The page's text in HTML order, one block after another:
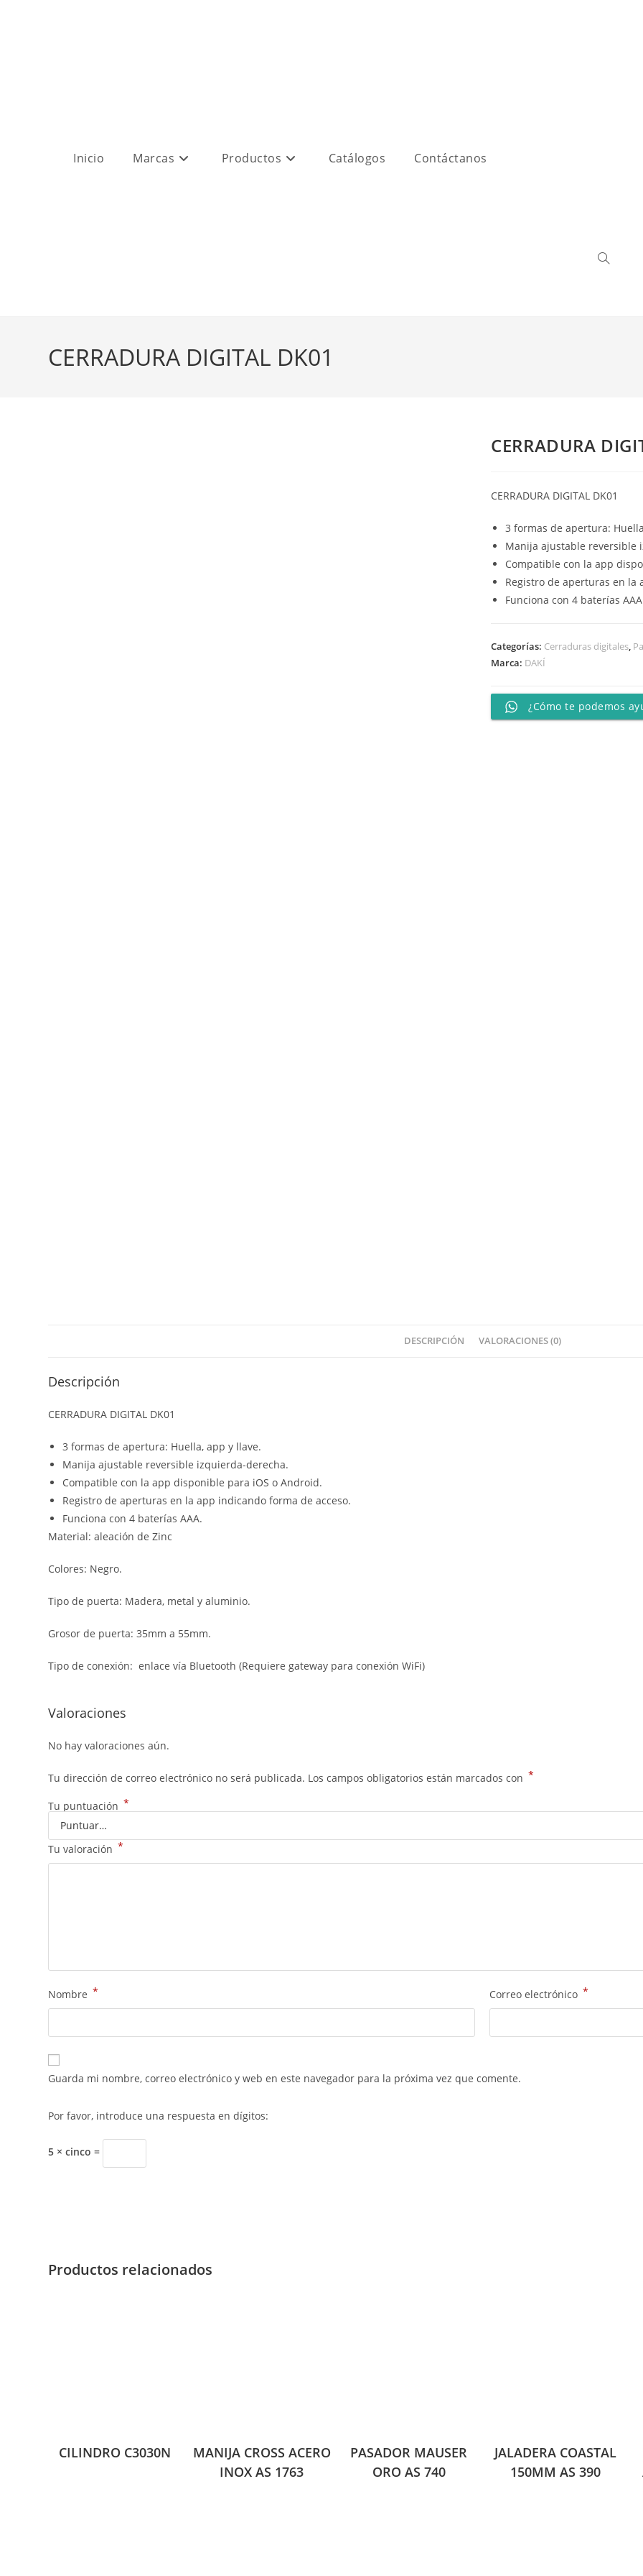
Inicio Marcas Productos Catálogos Contáctanos
CERRADURA DIGITAL DK01
CERRADURA
CERRADURA DIGITAL DK01
3 formas de apertura:
Manija ajustable reversible
Compatible con la app
Registro de aperturas en la
Funciona con 4 baterías
Categorías: Cerraduras digitales,
Marca: DAKÍ
¿Cómo te podemos
DESCRIPCIÓN VALORACIONES (0)
Descripción
CERRADURA DIGITAL DK01
3 formas de apertura: Huella, app y llave.
Manija ajustable reversible izquierda-derecha.
Compatible con la app disponible para iOS o Android.
Registro de aperturas en la app indicando forma de acceso.
Funciona con 4 baterías AAA.
Material: aleación de Zinc
Colores: Negro.
Tipo de puerta: Madera, metal y aluminio.
Grosor de puerta: 35mm a 55mm.
Tipo de conexión: enlace vía Bluetooth (Requiere gateway para conexión WiFi)
Valoraciones
No hay valoraciones aún.
Tu dirección de correo electrónico no será publicada. Los campos obligatorios están marcados con *
Tu puntuación *
Tu valoración *
Nombre * Correo electrónico *
Guarda mi nombre, correo electrónico y web en este navegador para la próxima vez que comente.
Por favor, introduce una respuesta en dígitos:
5 × cinco =
Productos relacionados
CILINDRO C3030N
MANIJA CROSS ACERO
INOX AS 1763
PASADOR MAUSER
ORO AS 740
JALADERA COASTAL
150MM AS 390